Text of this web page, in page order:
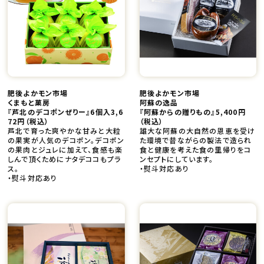
肥後よかモン市場
くまもと菓房
『芦北のデコポンぜりー』6個入3,6
72円 （税込）
芦北で育った爽やかな甘みと大粒
の果実が人気のデコポン。デコポン
の果肉とジュレに加えて、食感も楽
しんで頂くためにナタデココもプラ
ス。
・熨斗対応あり
肥後よかモン市場
阿蘇の逸品
『阿蘇からの贈りもの』5,400円
（税込）
雄大な阿蘇の大自然の恩恵を受け
た環境で昔ながらの製法で造られ
食と健康を考えた食の里帰りをコ
ンセプトにしています。
・熨斗対応あり